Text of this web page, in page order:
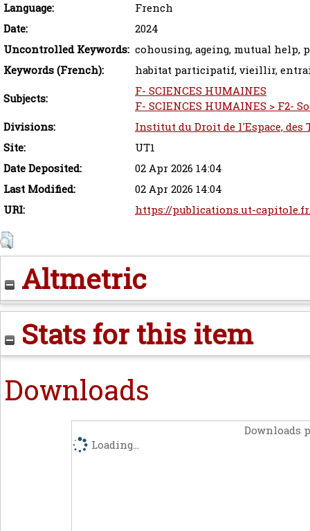
Language:
French
Date:
2024
Uncontrolled Keywords: cohousing, ageing, mutual help,
Keywords (French):
habitat participatif, vieillir,
Subjects:
F- SCIENCES HUMAINES
F- SCIENCES HUMAINES > F2-
Divisions:
Institut du Droit de l'Espace, des
Site:
UT1
Date Deposited:
02 Apr 2026 14:04
Last Modified:
02 Apr 2026 14:04
URI:
https://publications.ut-
Altmetric
Stats for this item
Downloads
Downloads
Loading...